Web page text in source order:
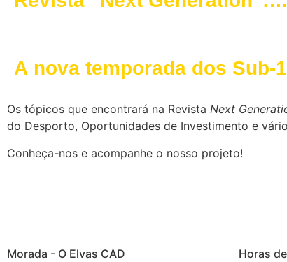
A nova temporada dos Sub-
Os tópicos que encontrará na Revista Next
do Desporto, Oportunidades de Investimento e
Conheça-nos e acompanhe o nosso projeto!
Morada - O Elvas CAD
Horas